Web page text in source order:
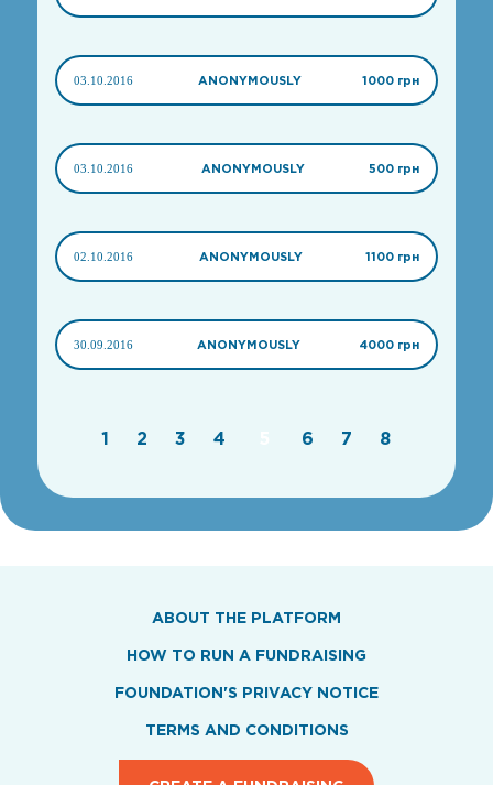
03.10.2016 ANONYMOUSLY 1000 грн
03.10.2016 ANONYMOUSLY 500 грн
02.10.2016 ANONYMOUSLY 1100 грн
30.09.2016 ANONYMOUSLY 4000 грн
1 2 3 4 6 7 8
ABOUT THE PLATFORM
HOW TO RUN A FUNDRAISING
FOUNDATION'S PRIVACY NOTICE
TERMS AND CONDITIONS